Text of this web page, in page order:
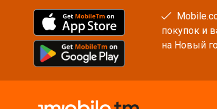
покупок и
на Новый